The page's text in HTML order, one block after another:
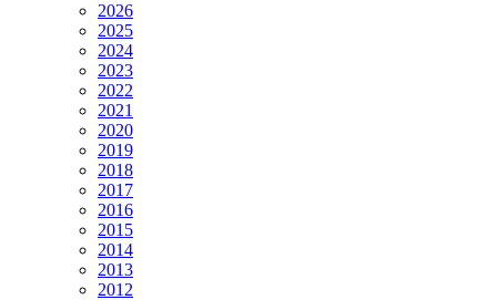
2026
2025
2024
2023
2022
2021
2020
2019
2018
2017
2016
2015
2014
2013
2012